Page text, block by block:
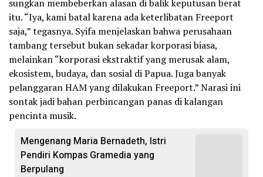
sungkan membeberkan alasan di balik keputusan berat
itu. “Iya, kami batal karena ada keterlibatan Freeport
saja,” tegasnya. Syifa menjelaskan bahwa perusahaan
tambang tersebut bukan sekadar korporasi biasa,
melainkan “korporasi ekstraktif yang merusak alam,
ekosistem, budaya, dan sosial di Papua. Juga banyak
pelanggaran HAM yang dilakukan Freeport.” Narasi ini
sontak jadi bahan perbincangan panas di kalangan
pencinta musik.
Mengenang Maria Bernadeth, Istri
Pendiri Kompas Gramedia yang
Berpulang